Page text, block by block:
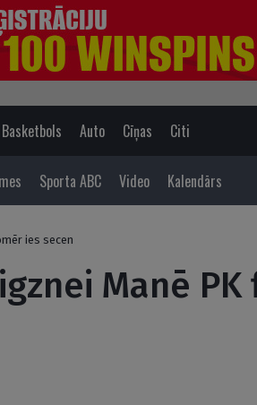
Basketbols Auto Cīņas Citi
Sporta ABC Video Kalendārs
ies secen
Manē